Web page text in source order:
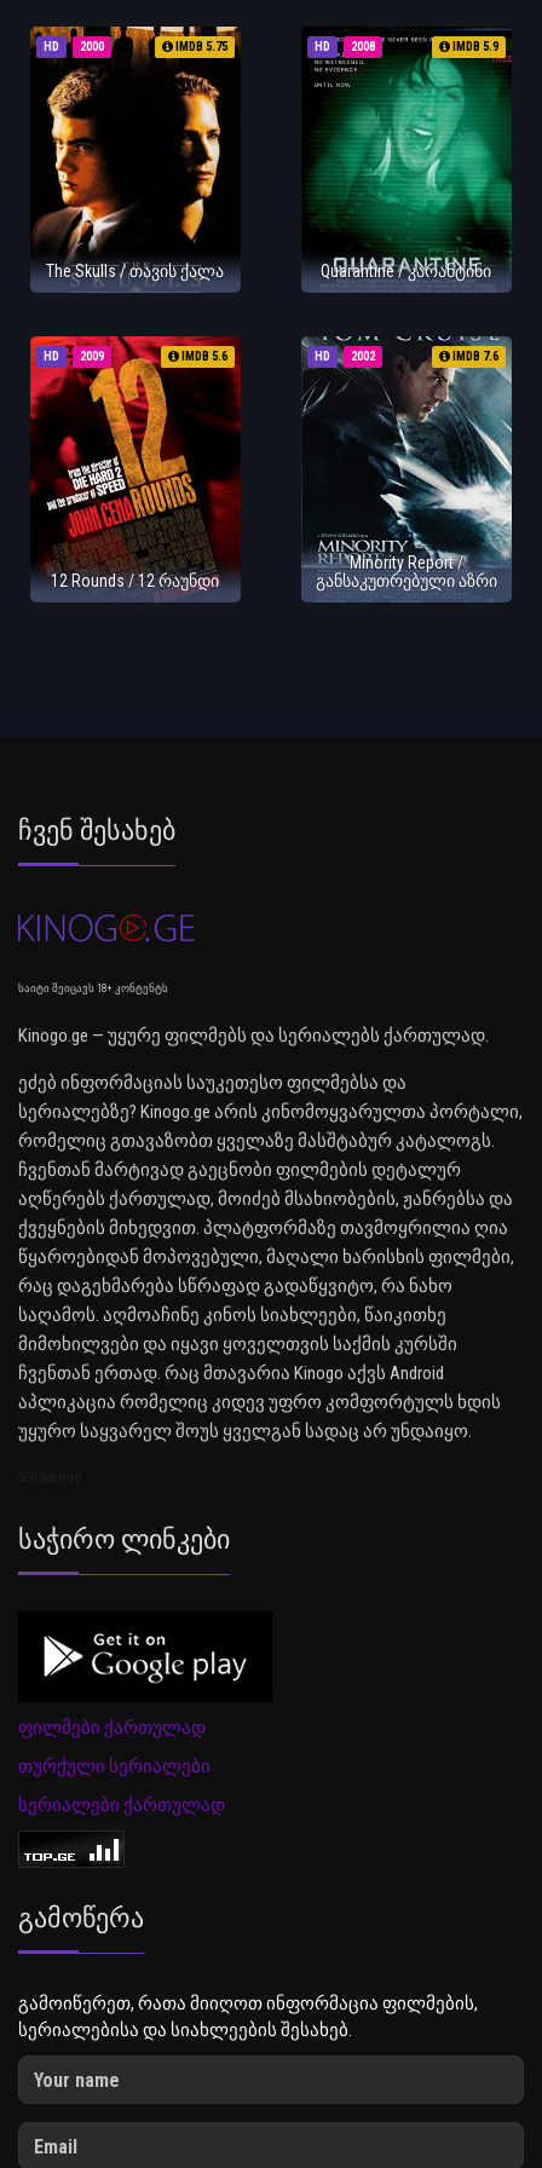
HD 2000 IMDB 5.75
The Skulls / თავის ქალა
HD 2008 IMDB 5.9
Quarantine / კარანტინი
HD 2009 IMDB 5.6
12 Rounds / 12 რაუნდი
HD 2002 IMDB 7.6
Minority Report /
განსაკუთრებული აზრი
Ჩვენ Შესახებ
საიტი შეიცავს 18+ კონტენტს
Kinogo.ge — უყურე ფილმებს და სერიალებს ქართულად.
ეძებ ინფორმაციას საუკეთესო ფილმებსა და
სერიალებზე? Kinogo.ge არის კინომოყვარულთა პორტალი,
რომელიც გთავაზობთ ყველაზე მასშტაბურ კატალოგს.
ჩვენთან მარტივად გაეცნობი ფილმების დეტალურ
აღწერებს ქართულად, მოიძებ მსახიობების, ჟანრებსა და
ქვეყნების მიხედვით. პლატფორმაზე თავმოყრილია ღია
წყაროებიდან მოპოვებული, მაღალი ხარისხის ფილმები,
რაც დაგეხმარება სწრაფად გადაწყვიტო, რა ნახო
საღამოს. აღმოაჩინე კინოს სიახლეები, წაიკითხე
მიმოხილვები და იყავი ყოველთვის საქმის კურსში
ჩვენთან ერთად. რაც მთავარია Kinogo აქვს Android
აპლიკაცია რომელიც კიდევ უფრო კომფორტულს ხდის
უყურო საყვარელ შოუს ყველგან სადაც არ უნდაიყო.
Საჭირო Ლინკები
ფილმები ქართულად
თურქული სერიალები
სერიალები ქართულად
Გამოწერა
გამოიწერეთ, რათა მიიღოთ ინფორმაცია ფილმების,
სერიალებისა და სიახლეების შესახებ.